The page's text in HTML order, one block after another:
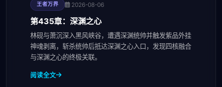
王者万界 2026-08-06
第435章：深渊之心
林砚与萧沉深入黑风峡谷，遭遇深渊统帅并触发紫品外挂
神魂剥离，斩杀统帅后抵达深渊之心入口，发现四核融合
与深渊之心的终极关联。
阅读全文